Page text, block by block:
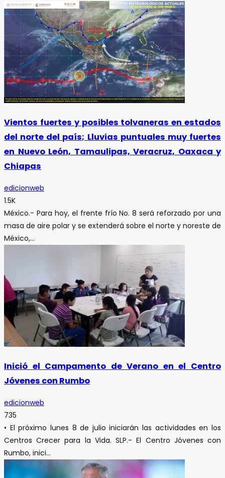
Vientos fuertes y posibles tolvaneras en estados
del norte del país; Lluvias puntuales muy fuertes
en Nuevo León, Tamaulipas, Veracruz, Oaxaca y
Chiapas
edicionweb
1.5K
México.- Para hoy, el frente frío No. 8 será reforzado por una
masa de aire polar y se extenderá sobre el norte y noreste de
México,...
Inició el Campamento de Verano en el Centro
Jóvenes con Rumbo
edicionweb
735
• El próximo lunes 8 de julio iniciarán las actividades en los
Centros Crecer para la Vida. SLP.- El Centro Jóvenes con
Rumbo, inici...